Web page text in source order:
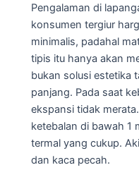
Pengalaman di
konsumen tergiur
minimalis, padahal
tipis itu hanya akan
bukan solusi estetika
panjang. Pada saat
ekspansi tidak
ketebalan di bawah 1
termal yang cukup.
dan kaca pecah.